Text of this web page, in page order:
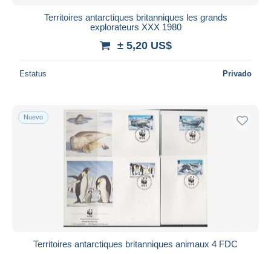
Territoires antarctiques britanniques les grands
explorateurs XXX 1980
± 5,20 US$
Estatus Privado
Nuevo
Territoires antarctiques britanniques animaux 4 FDC